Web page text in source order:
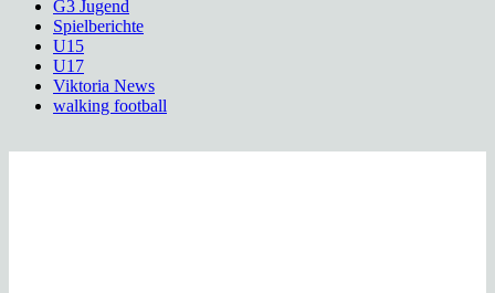
G3 Jugend
Spielberichte
U15
U17
Viktoria News
walking football